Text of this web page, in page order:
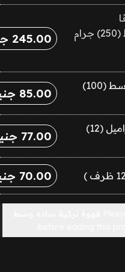
قهوة تركية ساده وسط (250) جرام
245.00
قهوة تركية ساده وسط (100)
85.00
قهوه فرنسية بالكراميل (12)
77.00
70.00